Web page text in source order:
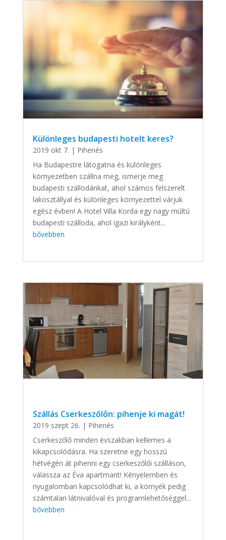
Különleges budapesti hotelt keres?
2019 okt 7. | Pihenés
Ha Budapestre látogatna és különleges
környezetben szállna meg, ismerje meg
budapesti szállodánkat, ahol számos felszerelt
lakosztállyal és különleges környezettel várjuk
egész évben! A Hotel Villa Korda egy nagy múltú
budapesti szálloda, ahol igazi királyként...
bővebben
Szállás Cserkeszőlőn: pihenje ki magát!
2019 szept 26. | Pihenés
Cserkeszőlő minden évszakban kellemes a
kikapcsolódásra. Ha szeretne egy hosszú
hétvégén át pihenni egy cserkeszőlői szálláson,
válassza az Éva apartmant! Kényelemben és
nyugalomban kapcsolódhat ki, a környék pedig
számtalan látnivalóval és programlehetőséggel...
bővebben